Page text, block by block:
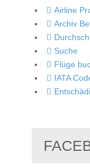
Airline
Archiv
Suche
Flüge
IATA